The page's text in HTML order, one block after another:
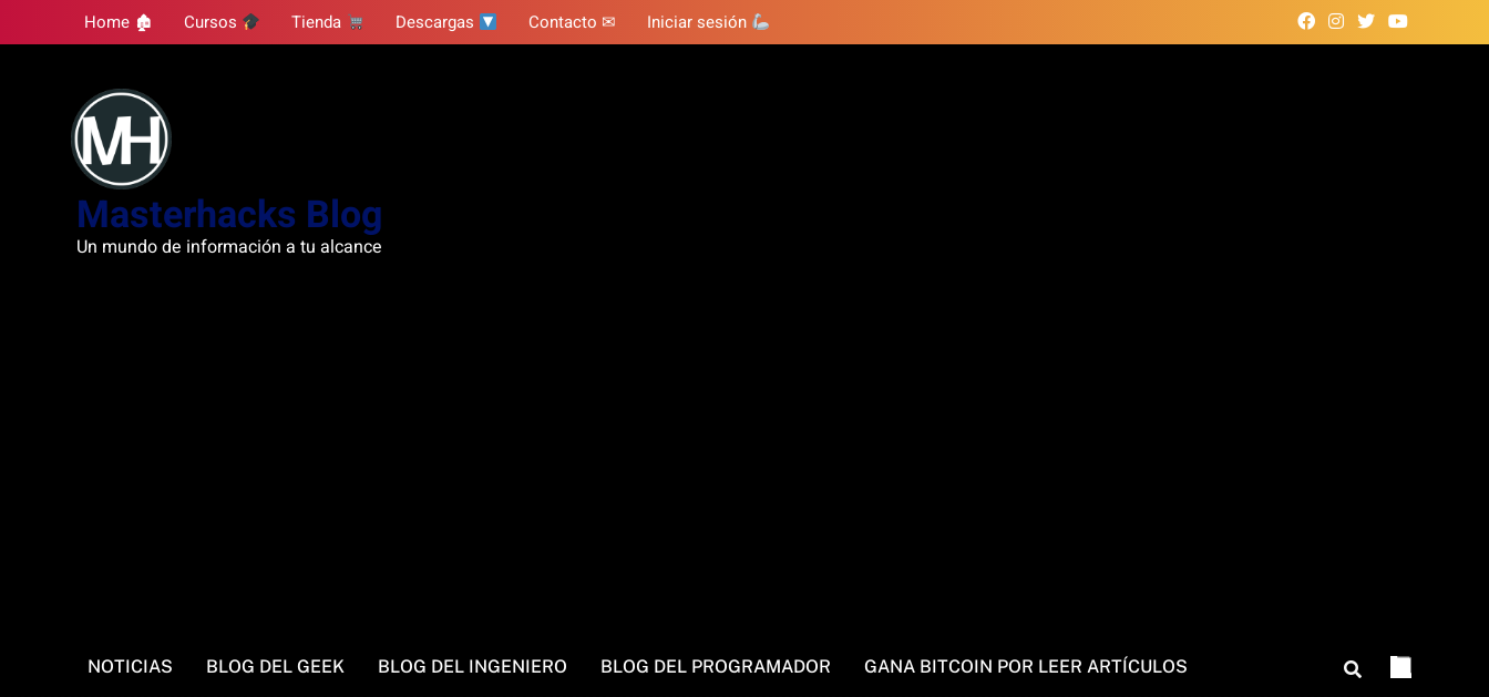
to
Home 🏚 Cursos Tienda Descargas Contacto ✉ Iniciar sesión
Masterhacks Blog
Un mundo de información a tu alcance
NOTICIAS BLOG DEL GEEK BLOG DEL INGENIERO BLOG DEL PROGRAMADOR GANA BITCOIN POR LEER ARTÍCULOS